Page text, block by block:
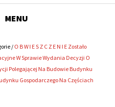
POKAŻ
MENU
O B W I E S Z C Z E N I E Zostało
W Sprawie Wydania Decyzji O
Polegającej Na Budowie Budynku
Gospodarczego Na Częściach